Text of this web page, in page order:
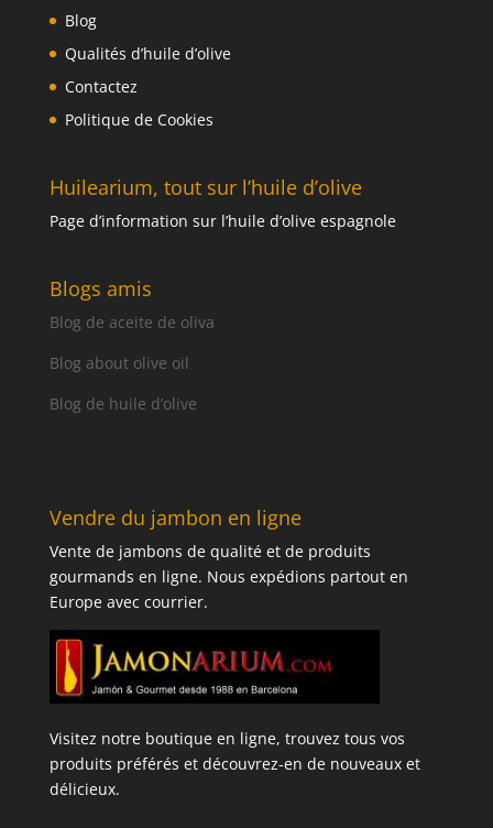
Blog
Qualités d’huile d’olive
Contactez
Politique de Cookies
Huilearium, tout sur l’huile d’olive
Page d’information sur l’huile d’olive espagnole
Blogs amis
Blog de aceite de oliva
Blog about olive oil
Blog de huile d’olive
Vendre du jambon en ligne
Vente de jambons de qualité et de produits
gourmands en ligne. Nous expédions partout en
Europe avec courrier.
Visitez notre boutique en ligne, trouvez tous vos
produits préférés et découvrez-en de nouveaux et
délicieux.